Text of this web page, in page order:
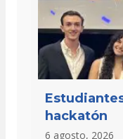
hackatón
6 agosto, 2026